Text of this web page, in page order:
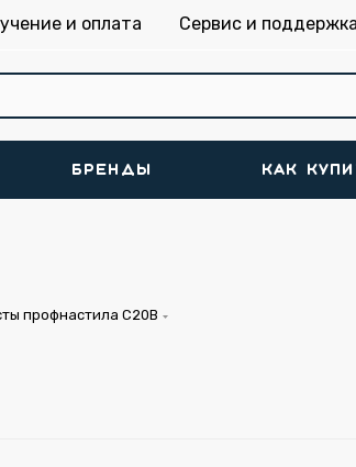
и оплата Сервис и поддержка
БРЕНДЫ КАК
профнастила С20В